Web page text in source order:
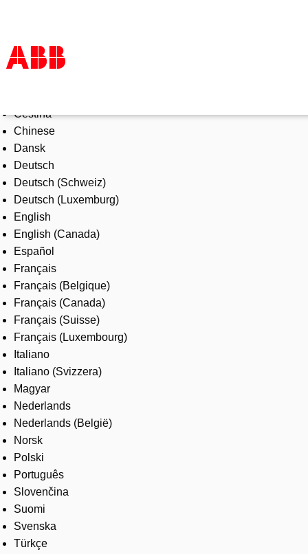
Products & Solutions
Industries
Services
About us
Where to buy
Contact us
Careers
Čeština
Chinese
Dansk
Deutsch
Deutsch (Schweiz)
Deutsch (Luxemburg)
English
English (Canada)
Español
Français
Français (Belgique)
Français (Canada)
Français (Suisse)
Français (Luxembourg)
Italiano
Italiano (Svizzera)
Magyar
Nederlands
Nederlands (België)
Norsk
Polski
Português
Slovenčina
Suomi
Svenska
Türkçe